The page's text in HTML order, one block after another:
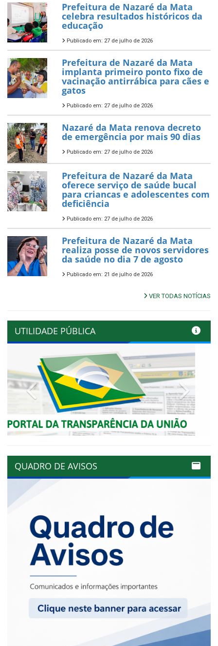
Prefeitura de Nazaré da Mata
celebra resultados históricos da
educação
Publicado em: 27 de julho de 2026
Prefeitura de Nazaré da Mata
implanta primeiro ponto fixo de
vacinação antirrábica para cães e
gatos
Publicado em: 27 de julho de 2026
Nazaré da Mata renova decreto
de emergência por mais 90 dias
Publicado em: 27 de julho de 2026
Prefeitura de Nazaré da Mata
oferece serviço de saúde bucal
para criancas e adolescentes com
deficiência
Publicado em: 27 de julho de 2026
Prefeitura de Nazaré da Mata
realiza posse de novos servidores
da saúde no dia 7 de agosto
Publicado em: 21 de julho de 2026
VER TODAS NOTÍCIAS
UTILIDADE PÚBLICA
Previous
QUADRO DE AVISOS